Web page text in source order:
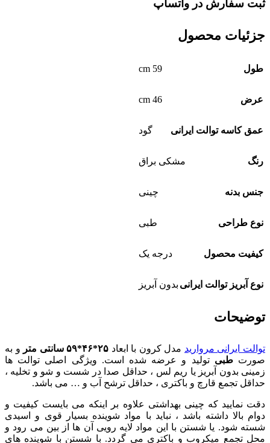
ثبت سفارش در واتساپ
جزئیات محصول
طول 59 cm
عرض 46 cm
عمق کاسه توالت ایرانی گود
رنگ مشکی براق
جنس بدنه چینی
نوع طراحی طبی
کیفیت محصول درجه یک
نوع آبریز توالت ایرانی بدون آبریز
توضیحات
توالت ایرانی مروارید مدل کرون با ابعاد ۲۵*۴۶*۵۹ سانتی متر
و به
صورتطبی تولید و عرضه شده است. ویژگی اصلی توالت ها
زمینی بدون آبریز یا ریم لس ، حداقل صدا در شست و شو و تخلیه ،
حداقل تجمع قارچ و باکتری ، حداقل ترشح آب و … می باشد.
دقت نمایید که چینی بهداشتی علاوه بر اینکه می بایست کیفیت و
دوام بالا داشته باشد ، نباید با مواد شوینده بسیار قوی و اسیدی
شسته شود. یا شستن با این مواد لایه رویی آن ها از بین می رود و
محل تجمع میکروب و باکتری می گردد. با شستن با شوینده های